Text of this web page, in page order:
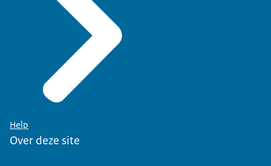
Help
Over deze site